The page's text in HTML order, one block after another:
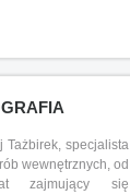
Tażbirek, specjalista
wewnętrznych, od
zajmujący się